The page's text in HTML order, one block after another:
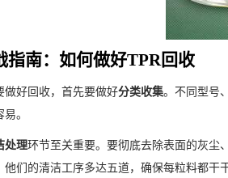
指南：如何做好TPR回收
做好回收，首先要做好​​分类收集​。不同型号
。
处理​环节至关重要。要彻底去除表面的灰尘
他们的清洁工序多达五道，确保每粒料都干